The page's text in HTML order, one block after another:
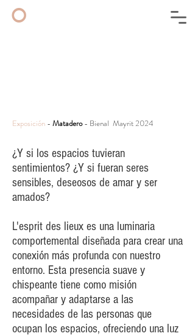
Exposición - Matadero- Bienal Mayrit 2024
¿Y si los espacios tuvieran
sentimientos? ¿Y si fueran seres
sensibles, deseosos de amar y ser
amados?
L'esprit des lieux es una luminaria
comportemental diseñada para crear una
conexión más profunda con nuestro
entorno. Esta presencia suave y
chispeante tiene como misión
acompañar y adaptarse a las
necesidades de las personas que
ocupan los espacios, ofreciendo una luz